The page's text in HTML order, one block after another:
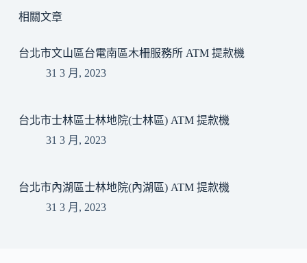
相關文章
台北市文山區台電南區木柵服務所 ATM 提款機
31 3 月, 2023
台北市士林區士林地院(士林區) ATM 提款機
31 3 月, 2023
台北市內湖區士林地院(內湖區) ATM 提款機
31 3 月, 2023